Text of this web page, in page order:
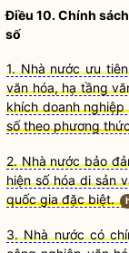
Điều 10.Chính sách
số
1. Nhà nước ưu
văn hóa, hạ tầng
khích doanh
số theo phương
2. Nhà nước bảo
hiện số hóa di sản
quốc gia đặc biệt.
3. Nhà nước có